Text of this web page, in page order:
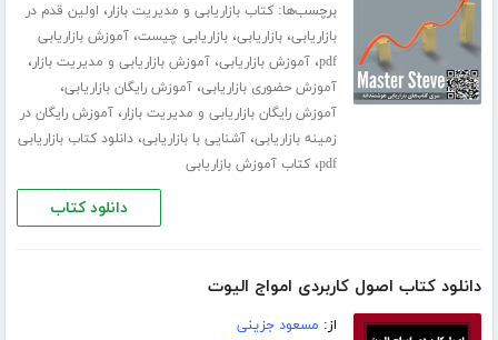
برچسب‌ها:کتاب بازاریابی و مدیریت بازار، اولین قدم در
بازاریابی،بازاریابی،بازاریابی چیست،آموزش بازاریابی
pdf،آموزش بازاریابی،آموزش بازاریابی و مدیریت بازار،
آموزش حضوری بازاریابی،آموزش رایگان بازاریابی،
آموزش رایگان بازاریابی و مدیریت بازار،آموزش رایگان در
زمینه بازاریابی،آشنایی با بازاریابی،دانلود کتاب بازاریابی
pdf،کتاب آموزش بازاریابی
دانلود کتاب
دانلود کتاب اصول کاربردی امواج الیوت
از: مسعود جزینی